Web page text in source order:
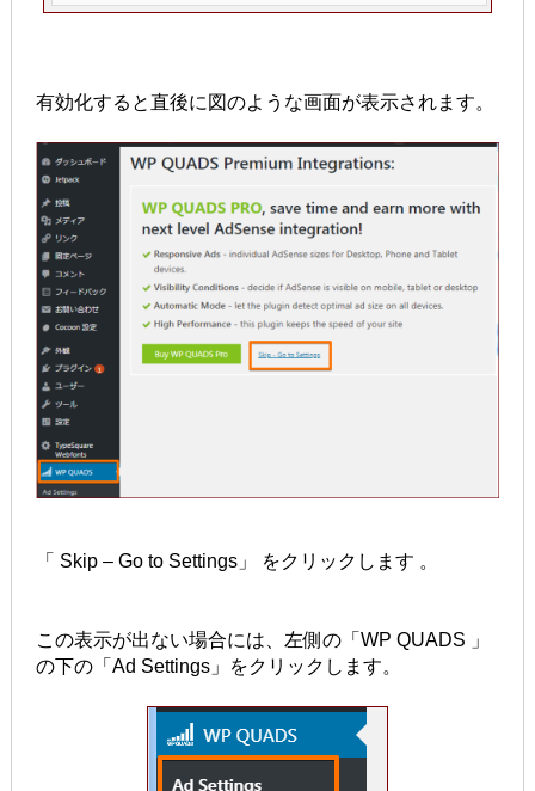
有効化すると直後に図のような画面が表示されます。
「 Skip – Go to Settings」 をクリックします 。
この表示が出ない場合には、左側の「WP QUADS 」
の下の「Ad Settings」をクリックします。